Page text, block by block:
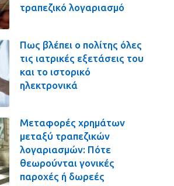
τραπεζικό λογαριασμό
Πως βλέπει ο πολίτης όλες
τις ιατρικές εξετάσεις του
και το ιστορικό
ηλεκτρονικά
Μεταφορές χρημάτων
μεταξύ τραπεζικών
λογαριασμών: Πότε
θεωρούνται γονικές
παροχές ή δωρεές